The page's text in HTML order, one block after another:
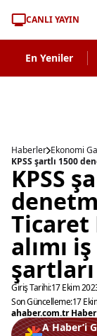
CANLI YAYIN
En Yeniler
Haberler Ekonomi
KPSS
Ticaret
alımı
Giriş Tarihi:17 Ekim
Son Güncelleme:17
ahaber.com.tr
A Haber’i